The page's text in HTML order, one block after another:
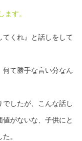
ます。
くれ』と話しをして
て勝手な言い分なん
したが、こんな話し
がないな、子供にと
。